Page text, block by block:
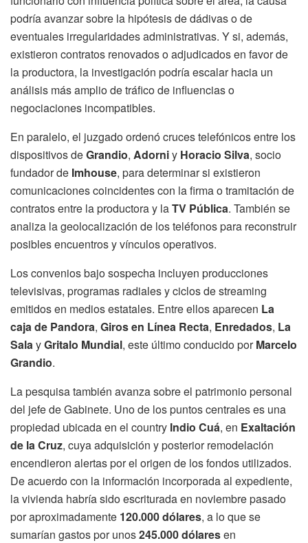
podría avanzar sobre la hipótesis de dádivas o de
eventuales irregularidades administrativas. Y si, además,
existieron contratos renovados o adjudicados en favor de
la productora, la investigación podría escalar hacia un
análisis más amplio de tráfico de influencias o
negociaciones incompatibles.
En paralelo, el juzgado ordenó cruces telefónicos entre los
dispositivos deGrandio, Adorniy Horacio Silva, socio
fundador de Imhouse, para determinar si existieron
comunicaciones coincidentes con la firma o tramitación de
contratos entre la productora y laTV Pública. También se
analiza la geolocalización de los teléfonos para reconstruir
posibles encuentros y vínculos operativos.
Los convenios bajo sospecha incluyen producciones
televisivas, programas radiales y ciclos de streaming
emitidos en medios estatales. Entre ellos aparecen La
caja de Pandora, Giros en Línea Recta, Enredados, La
SalayGritalo Mundial, este último conducido porMarcelo
Grandio.
La pesquisa también avanza sobre el patrimonio personal
del jefe de Gabinete. Uno de los puntos centrales es una
propiedad ubicada en el country Indio Cuá, en Exaltación
de la Cruz, cuya adquisición y posterior remodelación
encendieron alertas por el origen de los fondos utilizados.
De acuerdo con la información incorporada al expediente,
la vivienda habría sido escriturada en noviembre pasado
por aproximadamente 120.000 dólares, a lo que se
sumarían gastos por unos245.000 dólaresen